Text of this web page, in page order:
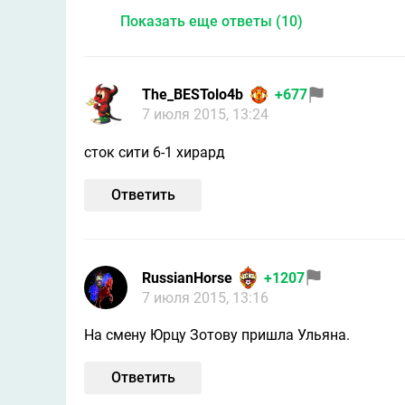
Показать еще ответы (10)
The_BESTolo4b
+677
7 июля 2015, 13:24
сток сити 6-1 хирард
Ответить
RussianHorse
+1207
7 июля 2015, 13:16
На смену Юрцу Зотову пришла Ульяна.
Ответить